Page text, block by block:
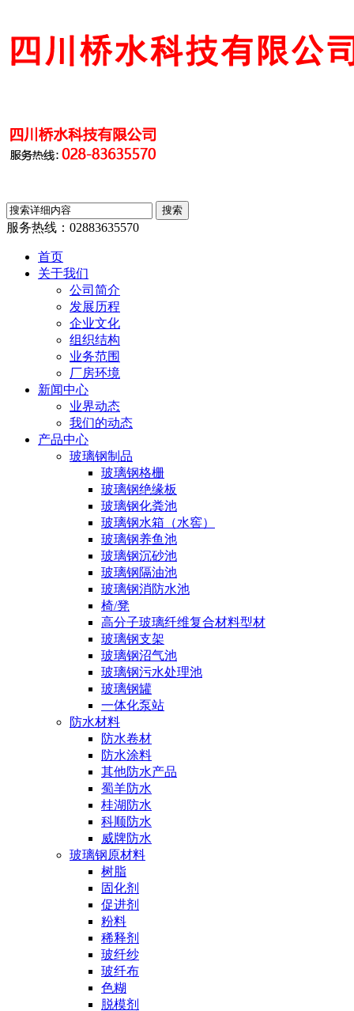
服务热线： 02883635570
首页
关于我们
公司简介
发展历程
企业文化
组织结构
业务范围
厂房环境
新闻中心
业界动态
我们的动态
产品中心
玻璃钢制品
玻璃钢格栅
玻璃钢绝缘板
玻璃钢化粪池
玻璃钢水箱（水窖）
玻璃钢养鱼池
玻璃钢沉砂池
玻璃钢隔油池
玻璃钢消防水池
椅/凳
高分子玻璃纤维复合材料型材
玻璃钢支架
玻璃钢沼气池
玻璃钢污水处理池
玻璃钢罐
一体化泵站
防水材料
防水卷材
防水涂料
其他防水产品
蜀羊防水
桂湖防水
科顺防水
威牌防水
玻璃钢原材料
树脂
固化剂
促进剂
粉料
稀释剂
玻纤纱
玻纤布
色糊
脱模剂